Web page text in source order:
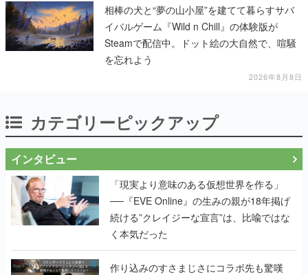
を忘れよう
2026年8月8日
カテゴリーピックアップ
「現実より意味のある仮想世界を作る」
──『EVE Online』の生みの親が18年掲げ
く本気だった
作り込みのすさまじさにコラボ先も驚嘆
──『Wizardry Variants Daphne』
×『FFXI』コラボが期間限定なのにジョブ
もキャラも武器も戦闘システムもワンオフ